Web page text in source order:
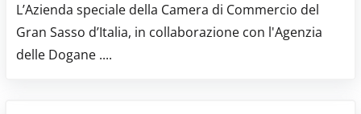
L’Azienda speciale della Camera di Commercio del
Gran Sasso d’Italia, in collaborazione con l'Agenzia
delle Dogane ....